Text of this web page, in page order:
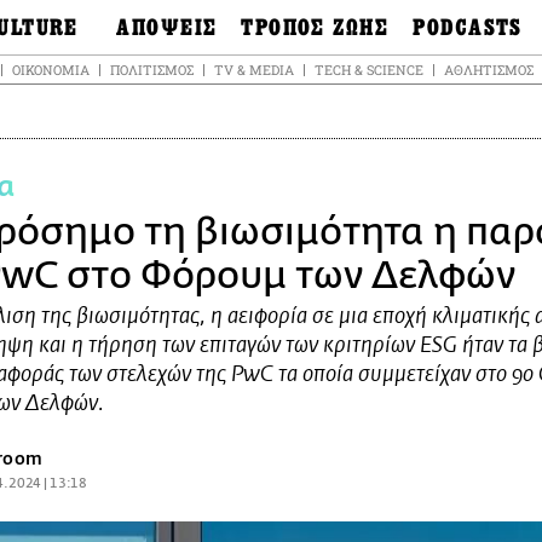
&
ΑΠΟΨΕΙΣ
Ιδέες
ΤΡΟΠΟΣ ΖΩΗΣ
Μόδα & Στυλ
Living
Αγορά
PODCASTS
Σκληρές Αλήθειες
OnDemand
Ψυχή & Σώμα
Άκου την
Ιστορία μιας πόλης
Pulp Fiction
Radio Lifo
The Review
ΟΙΚΟΝΟΜΊΑ ΠΟΛΙΤΙΣΜΌΣ TV & MEDIA TECH & SCIENCE ΑΘΛΗΤΙΣΜΌΣ
τη βιωσιμότητα η
στο Φόρουμ των Δελφών
της βιωσιμότητας, η αειφορία σε μια εποχή κλιματικής
και η τήρηση των επιταγών των κριτηρίων ESG ήταν τα
των στελεχών της PwC τα οποία συμμετείχαν στο 9ο
Δελφών.
| 13:18